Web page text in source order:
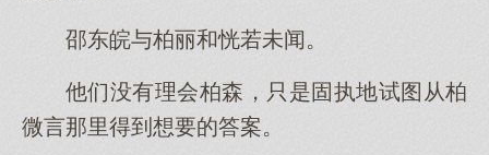
邵东皖与柏丽和恍若未闻。
他们没有理会柏森，只是固执地试图从柏
微言那里得到想要的答案。